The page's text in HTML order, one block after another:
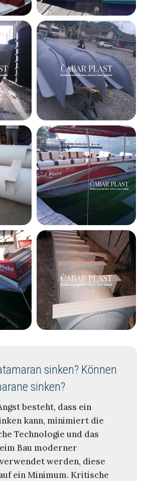
sinken? Können
sinken?
besteht, dass ein
kann, minimiert die
Technologie und das
Bau moderner
werden, diese
ein Minimum. Kritische